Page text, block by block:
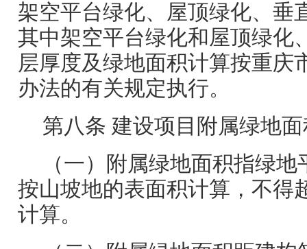
架空平台绿化、屋顶绿化、垂
其中架空平台绿化和屋顶绿化
层厚度及绿地面积计算按重庆
办法的有关规定执行。
第八条 建设项目附属绿地
（一）附属绿地面积指绿
按山坡地的表面积计算，不得
计算。